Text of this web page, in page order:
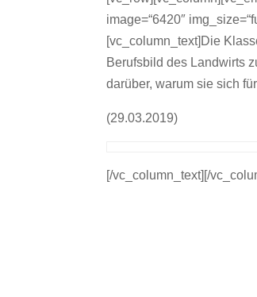
image=“6420″
[vc_column_text]Die
Berufsbild des Landwirts
darüber, warum sie sich
(29.03.2019)
[/vc_column_text][/